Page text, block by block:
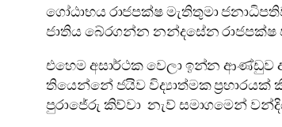
ගෝඨාභය රාජපක්ෂ මැතිතුමා
ජාතිය බේරගන්න නන්දසේන
එහෙම අසාර්ථක වෙලා ඉන්න ආණ්ඩුව
තියෙන්නේ ජයිව විද්‍යාත්මක
පුරාජේරු කිව්වා නැව් සමාගමෙන්